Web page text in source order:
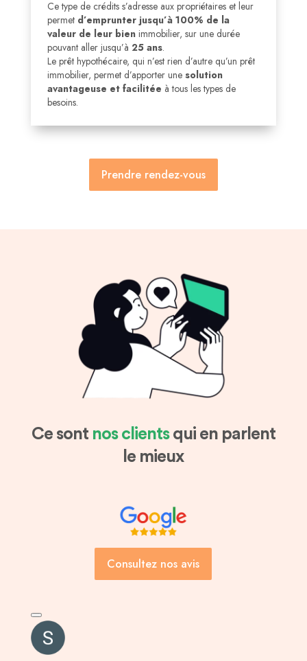
Ce type de crédits s’adresse aux propriétaires et leur
permet d’emprunter jusqu’à 100% de la
valeur de leur bienimmobilier, sur une durée
pouvant aller jusqu’à 25 ans.
Le prêt hypothécaire, qui n’est rien d’autre qu’un prêt
immobilier, permet d’apporter une solution
avantageuse et facilitée à tous les types de
besoins.
Prendre rendez-vous
Ce sont nos clientsqui en parlent
le mieux
Consultez nos avis